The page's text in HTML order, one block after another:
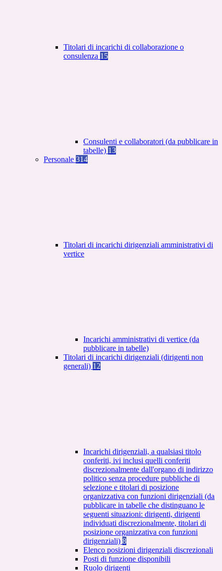
Titolari di incarichi di collaborazione o
consulenza 15
Consulenti e collaboratori (da pubblicare in
tabelle) 13
Personale 314
Titolari di incarichi dirigenziali amministrativi di
vertice
Incarichi amministrativi di vertice (da
pubblicare in tabelle)
Titolari di incarichi dirigenziali (dirigenti non
generali) 12
Incarichi dirigenziali, a qualsiasi titolo
conferiti, ivi inclusi quelli conferiti
discrezionalmente dall'organo di indirizzo
politico senza procedure pubbliche di
selezione e titolari di posizione
organizzativa con funzioni dirigenziali (da
pubblicare in tabelle che distinguano le
seguenti situazioni: dirigenti, dirigenti
individuati discrezionalmente, titolari di
posizione organizzativa con funzioni
dirigenziali) 8
Elenco posizioni dirigenziali discrezionali
Posti di funzione disponibili
Ruolo dirigenti